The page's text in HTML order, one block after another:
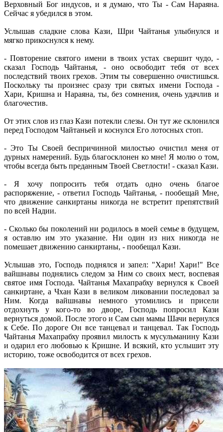
Верховный Бог индусов, и я думаю, что Ты - Сам Нараяна.
Сейчас я убедился в этом.
Услышав сладкие слова Кази, Шри Чайтанья улыбнулся и
мягко прикоснулся к нему.
- Повторение святого имени в твоих устах свершит чудо, -
сказал Господь Чайтанья, - оно освободит тебя от всех
последствий твоих грехов. Этим ты совершенно очистишься.
Поскольку ты произнес сразу три святых имени Господа -
Хари, Кришна и Нараяна, ты, без сомнения, очень удачлив и
благочестив.
От этих слов из глаз Кази потекли слезы. Он тут же склонился
перед Господом Чайтаньей и коснулся Его лотосных стоп.
- Это Ты Своей беспричинной милостью очистил меня от
дурных намерений. Будь благосклонен ко мне! Я молю о том,
чтобы всегда быть преданным Твоей Светлости! - сказал Кази.
- Я хочу попросить тебя отдать одно очень благое
распоряжение, - ответил Господь Чайтанья, - пообещай Мне,
что движение санкиртаны никогда не встретит препятствий
по всей Надии.
- Сколько бы поколений ни родилось в моей семье в будущем,
я оставлю им это указание. Ни один из них никогда не
помешает движению санкиртаны, - пообещал Кази.
Услышав это, Господь поднялся и запел: "Хари! Хари!" Все
вайшнавы поднялись следом за Ним со своих мест, воспевая
святое имя Господа. Чайтанья Махапрабху вернулся к Своей
санкиртане, а Чхан Кази в великом ликовании последовал за
Ним. Когда вайшнавы немного утомились и присели
отдохнуть у кого-то во дворе, Господь попросил Кази
вернуться домой. После этого и Сам сын мамы Шачи вернулся
к Себе. По дороге Он все танцевал и танцевал. Так Господь
Чайтанья Махапрабху проявил милость к мусульманину Кази
и одарил его любовью к Кришне. И всякий, кто услышит эту
историю, тоже освободится от всех грехов.